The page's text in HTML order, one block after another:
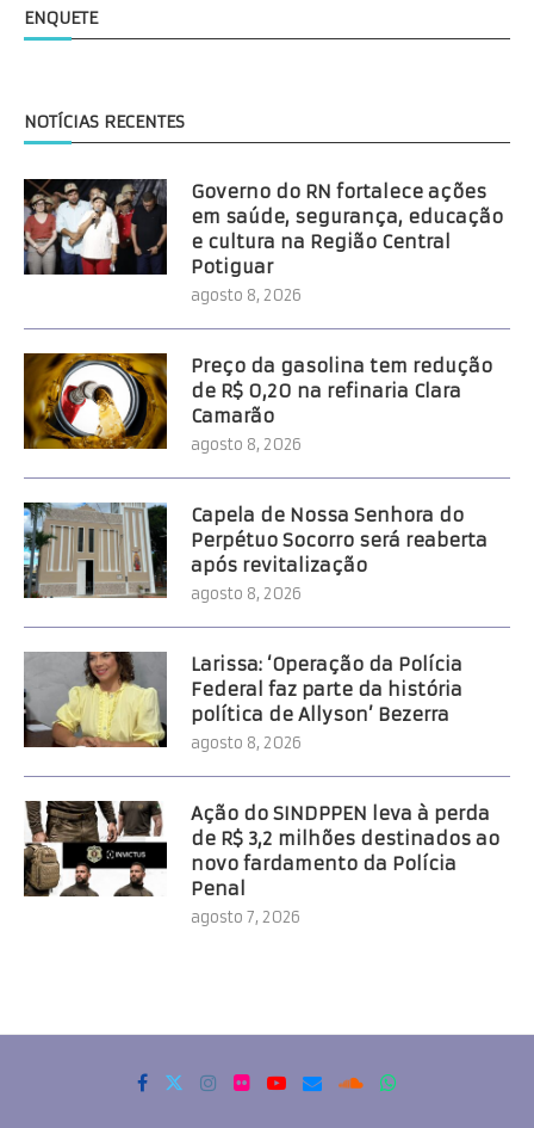
ENQUETE
NOTÍCIAS RECENTES
Governo do RN fortalece ações
em saúde, segurança, educação
e cultura na Região Central
Potiguar
agosto 8, 2026
Preço da gasolina tem redução
de R$ 0,20 na refinaria Clara
Camarão
agosto 8, 2026
Capela de Nossa Senhora do
Perpétuo Socorro será reaberta
após revitalização
agosto 8, 2026
Larissa: ‘Operação da Polícia
Federal faz parte da história
política de Allyson’ Bezerra
agosto 8, 2026
Ação do SINDPPEN leva à perda
de R$ 3,2 milhões destinados ao
novo fardamento da Polícia
Penal
agosto 7, 2026